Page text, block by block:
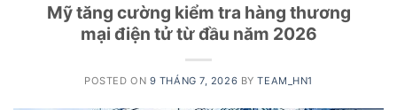
Mỹ tăng cường kiểm tra hàng thương
mại điện tử từ đầu năm 2026
POSTED ON 9 THÁNG 7, 2026 BYTEAM_HN1